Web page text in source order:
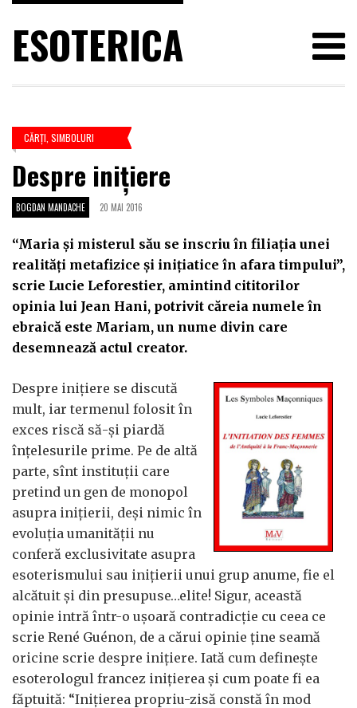
ESOTERICA
CĂRŢI SIMBOLURI
Despre inițiere
BOGDAN MANDACHE 20 MAI 2016
“Maria și misterul său se inscriu în filiația unei
realități metafizice și inițiatice în afara timpului”,
scrie Lucie Leforestier, amintind cititorilor
opinia lui Jean Hani, potrivit căreia numele în
ebraică este Mariam, un nume divin care
desemnează actul creator.
Despre inițiere se discută
mult, iar termenul folosit în
exces riscă să-și piardă
înțelesurile prime. Pe de altă
parte, sînt instituții care
pretind un gen de monopol
asupra inițierii, deși nimic în
evoluția umanității nu
conferă exclusivitate asupra
esoterismului sau inițierii unui grup anume, fie el
alcătuit și din presupuse…elite! Sigur, această
opinie intră într-o ușoară contradicție cu ceea ce
scrie René Guénon, de a cărui opinie ține seamă
oricine scrie despre inițiere. Iată cum definește
esoterologul francez inițierea și cum poate fi ea
făptuită: “Inițierea propriu-zisă constă în mod